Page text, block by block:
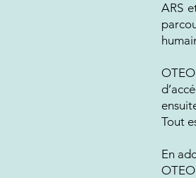
ARS
Tout
En